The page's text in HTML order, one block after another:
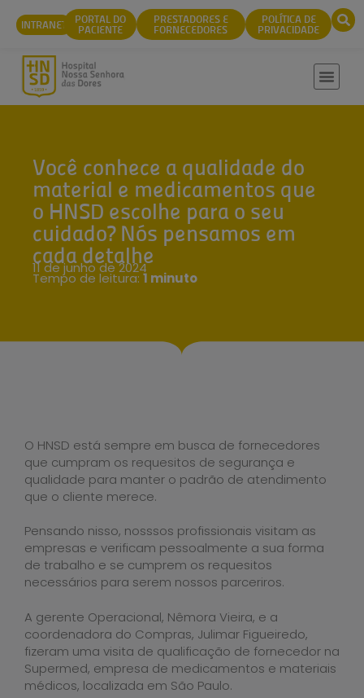
conteúdo
INTRANET PORTAL DO
PACIENTE
PRESTADORES E
FORNECEDORES
POLÍTICA DE
PRIVACIDADE
Você conhece a qualidade do
material e medicamentos que
o HNSD escolhe para o seu
cuidado? Nós pensamos em
cada detalhe
11 de junho de 2024
Tempo de leitura: 1 minuto
O HNSD está sempre em busca de fornecedores
que cumpram os requesitos de segurança e
qualidade para manter o padrão de atendimento
que o cliente merece.
Pensando nisso, nosssos profissionais visitam as
empresas e verificam pessoalmente a sua forma
de trabalho e se cumprem os requesitos
necessários para serem nossos parceriros.
A gerente Operacional, Nêmora Vieira, e a
coordenadora do Compras, Julimar Figueiredo,
fizeram uma visita de qualificação de fornecedor na
Supermed, empresa de medicamentos e materiais
médicos, localizada em São Paulo.